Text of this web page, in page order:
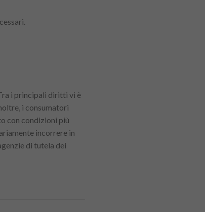
i principali diritti vi è
i consumatori
con condizioni più
incorrere in
di tutela dei